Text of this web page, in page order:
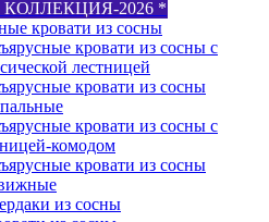
КОЛЛЕКЦИЯ-2026 *
кровати из сосны
кровати из сосны с
лестницей
кровати из сосны
кровати из сосны с
комодом
кровати из сосны
из сосны